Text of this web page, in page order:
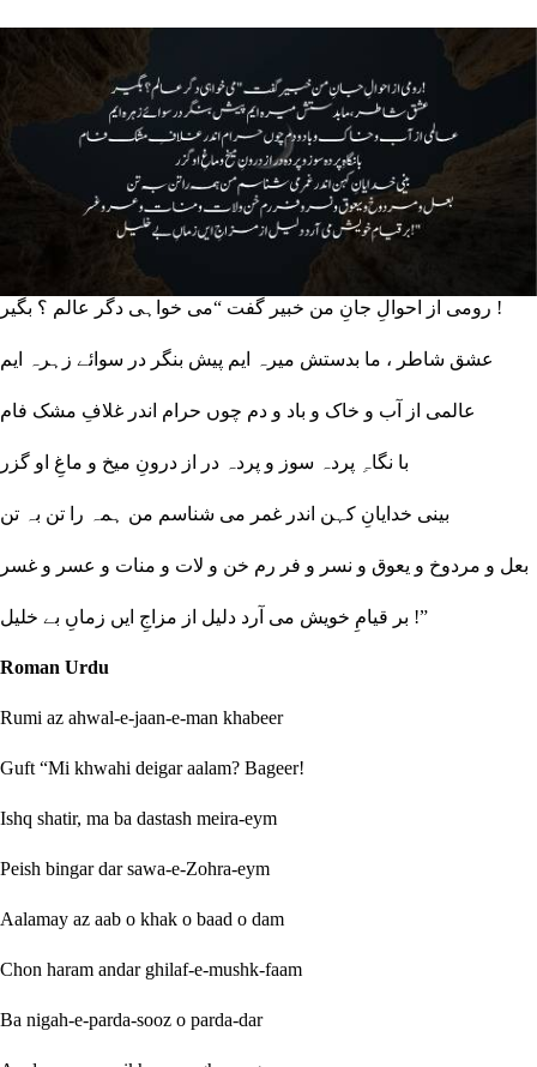
رومی از احوالِ جانِ من خبیر گفت “می خواہی دگر عالم ؟ بگیر !
عشق شاطر ، ما بدستش میرہ ایم پیش بنگر در سوائے زہرہ ایم
عالمی از آب و خاک و باد و دم چوں حرام اندر غلافِ مشک فام
با نگاہِ پردہ سوز و پردہ در از درونِ میخ و ماغِ او گزر
بینی خدایانِ کہن اندر غمر می شناسم من ہمہ را تن بہ تن
بعل و مردوخ و یعوق و نسر و فر رم خن و لات و منات و عسر و غسر
بر قیامِ خویش می آرد دلیل از مزاجِ ایں زماںِ بے خلیل !”
Roman Urdu
Rumi az ahwal-e-jaan-e-man khabeer
Guft “Mi khwahi deigar aalam? Bageer!
Ishq shatir, ma ba dastash meira-eym
Peish bingar dar sawa-e-Zohra-eym
Aalamay az aab o khak o baad o dam
Chon haram andar ghilaf-e-mushk-faam
Ba nigah-e-parda-sooz o parda-dar